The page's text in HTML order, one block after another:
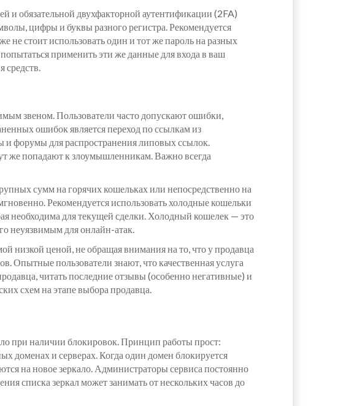
и обязательной двухфакторной аутентификации (2FA)
цифры и буквы разного регистра. Рекомендуется
не стоит использовать один и тот же пароль на разных
применить эти же данные для входа в ваш
средств.
звеном. Пользователи часто допускают ошибки,
ошибок является переход по ссылкам из
форумы для распространения липовых ссылок.
же попадают к злоумышленникам. Важно всегда
сумм на горячих кошельках или непосредственно на
Рекомендуется использовать холодные кошельки
необходима для текущей сделки. Холодный кошелек — это
неуязвимым для онлайн-атак.
низкой ценой, не обращая внимания на то, что у продавца
Опытные пользователи знают, что качественная услуга
читать последние отзывы (особенно негативные) и
схем на этапе выбора продавца.
при наличии блокировок. Принцип работы прост:
доменах и серверах. Когда один домен блокируется
на новое зеркало. Администраторы сервиса постоянно
списка зеркал может занимать от нескольких часов до